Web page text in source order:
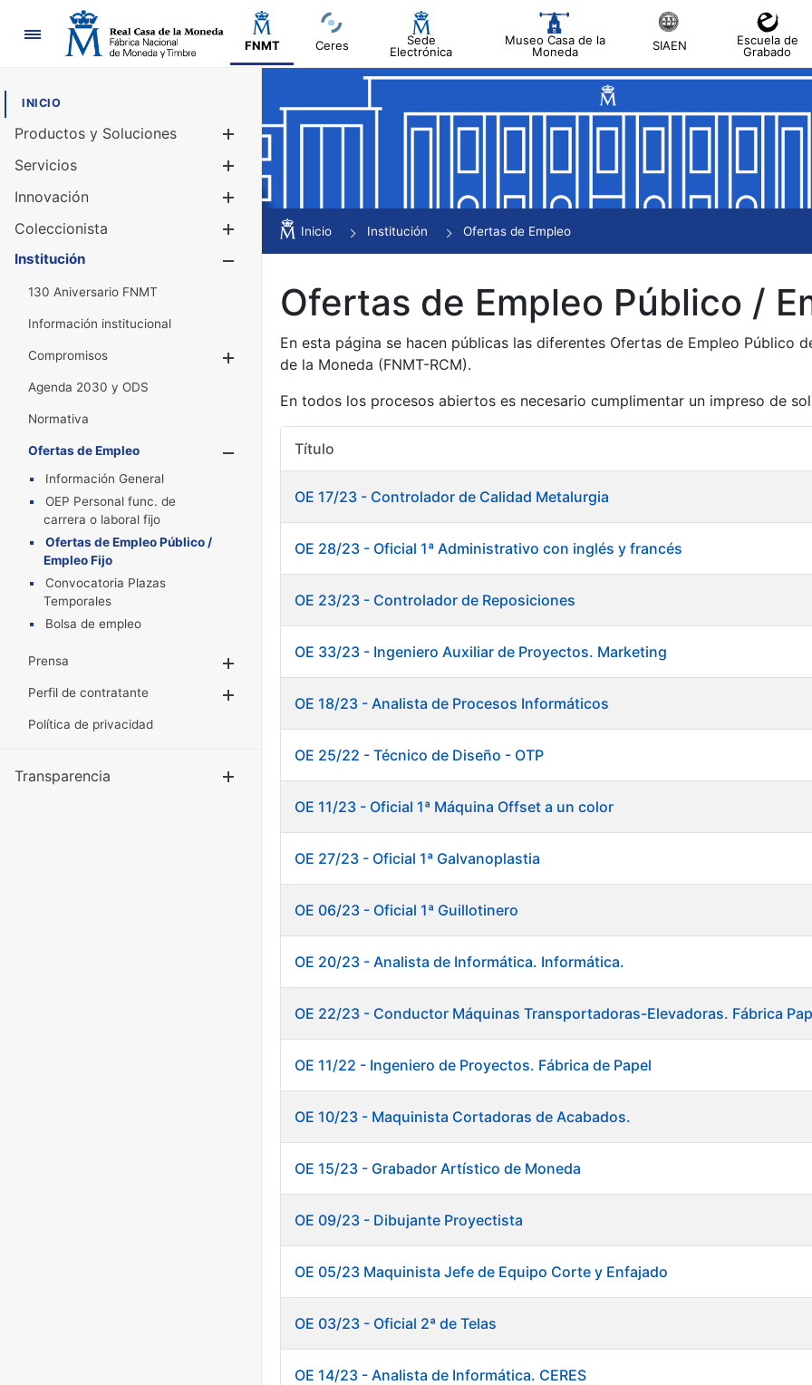
Navegación
FNMT Ceres
Sede
Electrónica
Museo Casa de la
Moneda
SIAEN
Escuela de
Grabado
INICIO
Productos y Soluciones
Mostrar/Ocultar
Servicios
Innovación
Coleccionista
Mostrar/Ocultar
Institución
130 Aniversario FNMT
Información institucional
Compromisos
Mostrar/Ocultar
Agenda 2030 y ODS
Normativa
Ofertas de Empleo
Mostrar/Ocultar
Información General
OEP Personal func. de
carrera o laboral fijo
Ofertas de Empleo Público /
Empleo Fijo
Convocatoria Plazas
Temporales
Bolsa de empleo
Prensa
Mostrar/Ocultar
Perfil de contratante
Mostrar/Ocultar
Política de privacidad
Transparencia Mostrar/Ocultar
Inicio Institución Ofertas de Empleo
Ofertas de Empleo Público /
En esta página se hacen públicas las diferentes Ofertas de Empleo Público
de la Moneda (FNMT-RCM).
En todos los procesos abiertos es necesario cumplimentar un impreso de
Título
OE 17/23 - Controlador de Calidad Metalurgia
OE 28/23 - Oficial 1ª Administrativo con inglés y francés
OE 23/23 - Controlador de Reposiciones
OE 33/23 - Ingeniero Auxiliar de Proyectos. Marketing
OE 18/23 - Analista de Procesos Informáticos
OE 25/22 - Técnico de Diseño - OTP
OE 11/23 - Oficial 1ª Máquina Offset a un color
OE 27/23 - Oficial 1ª Galvanoplastia
OE 06/23 - Oficial 1ª Guillotinero
OE 20/23 - Analista de Informática. Informática.
OE 22/23 - Conductor Máquinas Transportadoras-Elevadoras. Fábrica
OE 11/22 - Ingeniero de Proyectos. Fábrica de Papel
OE 10/23 - Maquinista Cortadoras de Acabados.
OE 15/23 - Grabador Artístico de Moneda
OE 09/23 - Dibujante Proyectista
OE 05/23 Maquinista Jefe de Equipo Corte y Enfajado
OE 03/23 - Oficial 2ª de Telas
OE 14/23 - Analista de Informática. CERES